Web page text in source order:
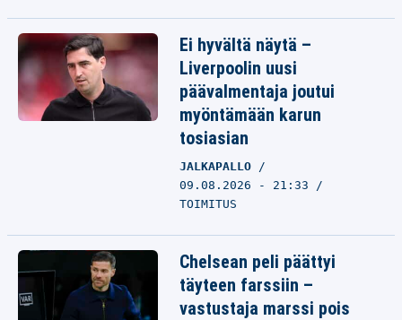
Ei hyvältä näytä –
Liverpoolin uusi
päävalmentaja joutui
myöntämään karun
tosiasian
JALKAPALLO
09.08.2026 - 21:33
TOIMITUS
Chelsean peli päättyi
täyteen farssiin –
vastustaja marssi pois